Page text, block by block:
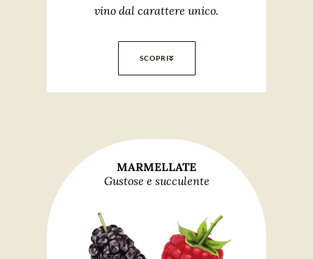
vino dal carattere unico.
SCOPRI
MARMELLATE
Gustose e succulente